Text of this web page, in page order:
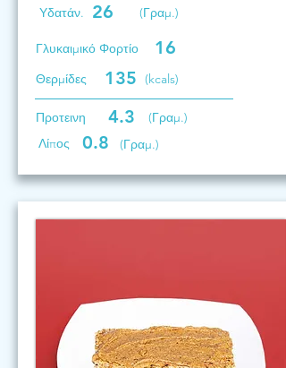
Υδατάν. 26 (Γραμ.)
Γλυκαιμικό Φορτίο 16
Θερμίδες 135 (kcals)
Προτεινη 4.3
(Γραμ.)
Λίπος
0.8 (Γραμ.)